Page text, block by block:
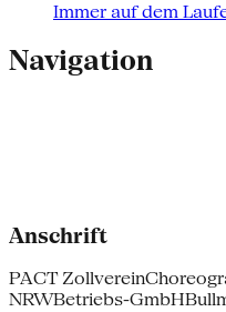
Immer auf dem
Navigation
Anschrift
PACT Zollverein
NRWBetriebs-GmbH